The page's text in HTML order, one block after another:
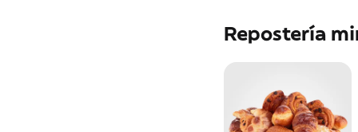
Repostería